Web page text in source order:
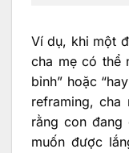
Ví dụ, khi một
cha mẹ có thể
bỉnh” hoặc
reframing,
rằng con đang
muốn được